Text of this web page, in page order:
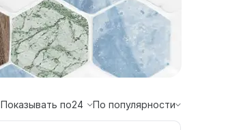
Показывать по24 По популярности